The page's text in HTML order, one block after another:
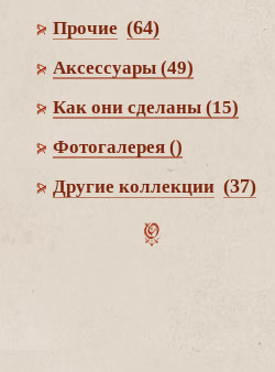
Прочие (64)
Аксессуары (49)
Как они сделаны (15)
Фотогалерея ()
Другие коллекции (37)